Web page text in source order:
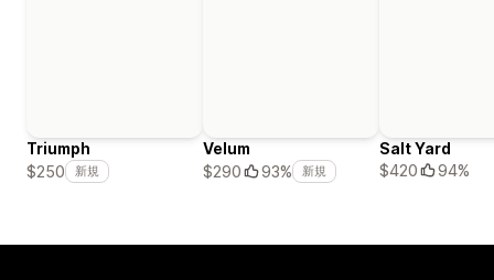
Triumph
$250
新規
Velum
$290
93% 新規
Salt Yard
$420
94%